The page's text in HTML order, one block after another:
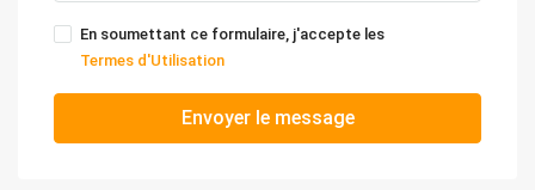
En soumettant ce formulaire, j'accepte les
Termes d'Utilisation
Envoyer le message